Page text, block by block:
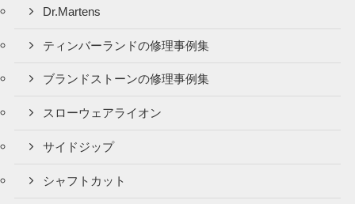
Dr.Martens
ティンバーランドの修理事例集
ブランドストーンの修理事例集
スローウェアライオン
サイドジップ
シャフトカット